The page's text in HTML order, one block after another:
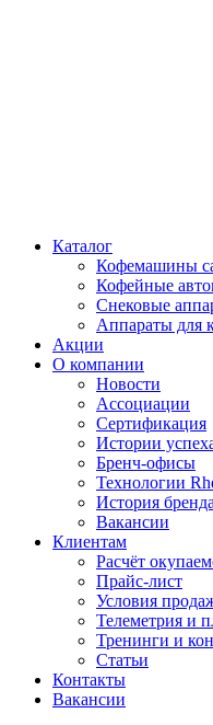
Каталог
Кофемашины
Кофейные
Снековые
Аппараты для
Акции
О компании
Новости
Ассоциации
Сертификация
Истории
Бренч-офисы
Технологии
История
Вакансии
Клиентам
Расчёт
Прайс-лист
Условия
Телеметрия и
Тренинги и
Статьи
Контакты
Вакансии